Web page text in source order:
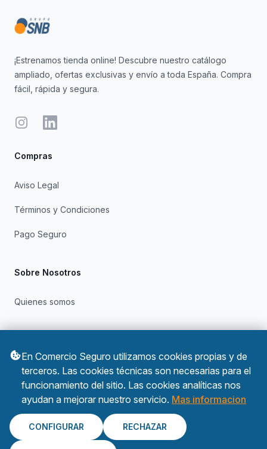
¡Estrenamos tienda online! Descubre nuestro catálogo
ampliado, ofertas exclusivas y envío a toda España. Compra
fácil, rápida y segura.
InstagramLinkedIn
Compras
Aviso Legal
Términos y Condiciones
Pago Seguro
Sobre Nosotros
Quienes somos
Política de Privacidad
Política de Cookies
En Comercio Seguro utilizamos cookies propias y de
terceros. Las cookies técnicas son necesarias para el
funcionamiento del sitio. Las cookies analíticas nos
ayudan a mejorar nuestro servicio. Mas informacion
CONFIGURAR RECHAZAR